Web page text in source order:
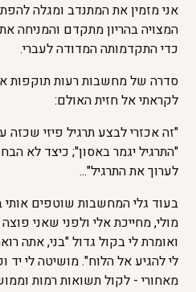
אני מזמין את המתנדב ומגלה
המצויה בהריון מתקדם והמניחה
כדי התקדמותה המדודה לעברי.
סדרה של מחשבות רעות תוקפות
לקראתי אל חזית האולם:
"זה אכזרי לבצע תרגיל פיזי
"התרגיל יגמר באסון"; כיצד לא
לערוך את התרגיל"...
בעוד גלי המחשבות שוטפים אותי
מולי, מחייכת אלי ולפני שאני
ואומרת לי בקול גדול "בני, אתה
לי להגיע אל הלוח". מושיטה לי יד
מאחורי - לקול תשואות רמות